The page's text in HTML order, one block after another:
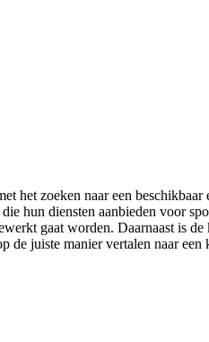
het zoeken naar een
hun diensten aanbieden voor
gaat worden. Daarnaast is de
juiste manier vertalen naar